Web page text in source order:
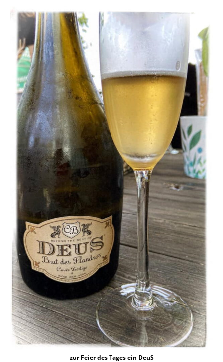
zur Feier des Tages ein DeuS